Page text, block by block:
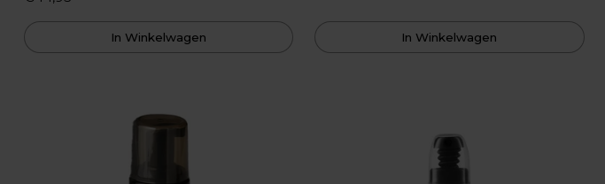
In Winkelwagen In Winkelwagen